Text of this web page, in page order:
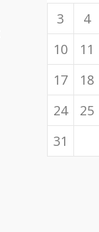
3
4
10
11
17
18
24
25
31